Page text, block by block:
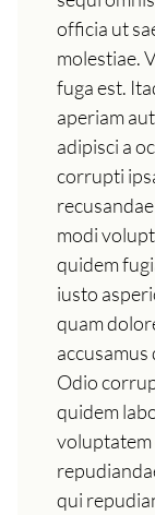
officia ut
molestiae.
fuga est.
aperiam
adipisci a
corrupti
modi
quidem
iusto
quam
Odio
quidem
voluptatem
qui